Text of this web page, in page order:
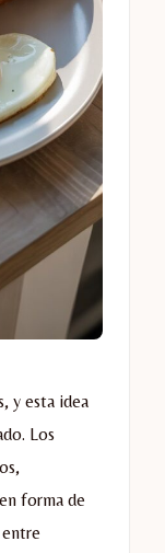
y esta idea
Los
forma de